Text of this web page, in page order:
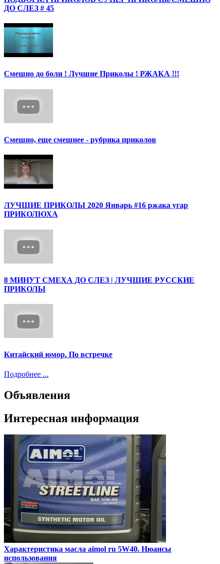
ДО СЛЕЗ # 45
Смешно до боли ! Лучшие Приколы ! РЖАКА !!!
Смешно, еще смешнее - рубрика приколов
ЛУЧШИЕ ПРИКОЛЫ 2020 Январь #16 ржака угар
ПРИКОЛЮХА
8 МИНУТ СМЕХА ДО СЛЕЗ | ЛУЧШИЕ РУССКИЕ
ПРИКОЛЫ
Китайский юмор. По встречке
Подробнее ...
Объявления
Интересная информация
Характеристика масла aimol ru 5W40. Нюансы
использования